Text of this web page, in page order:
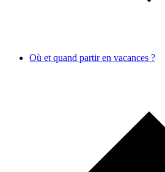
Où et quand partir en vacances ?